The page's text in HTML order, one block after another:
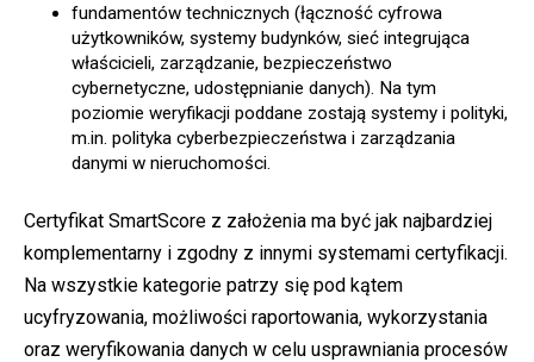
fundamentów technicznych (łączność cyfrowa
użytkowników, systemy budynków, sieć integrująca
właścicieli, zarządzanie, bezpieczeństwo
cybernetyczne, udostępnianie danych). Na tym
poziomie weryfikacji poddane zostają systemy i polityki,
m.in. polityka cyberbezpieczeństwa i zarządzania
danymi w nieruchomości.
Certyfikat SmartScore z założenia ma być jak najbardziej
komplementarny i zgodny z innymi systemami certyfikacji.
Na wszystkie kategorie patrzy się pod kątem
ucyfryzowania, możliwości raportowania, wykorzystania
oraz weryfikowania danych w celu usprawniania procesów